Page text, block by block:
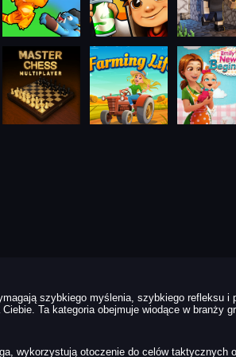
szybkiego myślenia, szybkiego refleksu i
Ta kategoria obejmuje wiodące w branży
wykorzystują otoczenie do celów taktycznych